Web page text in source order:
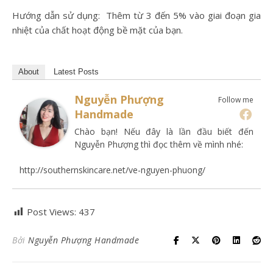
Hướng dẫn sử dụng: Thêm từ 3 đến 5% vào giai đoạn gia
nhiệt của chất hoạt động bề mặt của bạn.
About Latest Posts
Follow me
Nguyễn Phượng
Handmade
Chào bạn! Nếu đây là lần đầu biết đến
Nguyễn Phượng thì đọc thêm về mình nhé:
http://southernskincare.net/ve-nguyen-phuong/
Post Views: 437
Bởi Nguyễn Phượng Handmade